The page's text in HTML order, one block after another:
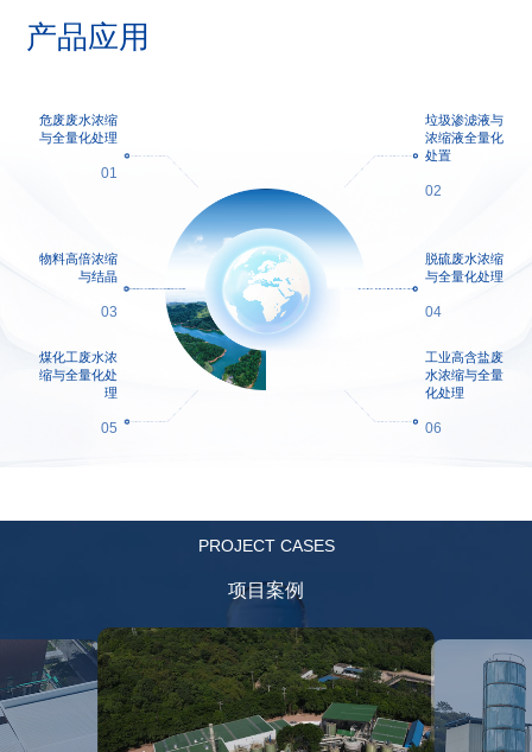
产品应用
危废废水浓缩
与全量化处理
01
垃圾渗滤液与
浓缩液全量化
处置
02
物料高倍浓缩
与结晶
03
脱硫废水浓缩
与全量化处理
04
煤化工废水浓
缩与全量化处
理
05
工业高含盐废
水浓缩与全量
化处理
06
PROJECT CASES
项目案例